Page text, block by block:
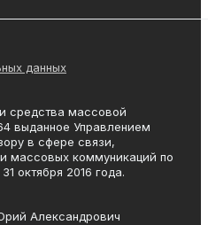
данных
средства массовой
выданное Управлением
в сфере связи,
массовых коммуникаций по
октября 2016 года.
Александрович